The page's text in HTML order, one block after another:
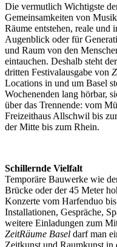
Die vermutlich Wichtigste
Gemeinsamkeiten von
Räume entstehen, reale und
Augenblick oder für
und Raum von den
eintauchen. Deshalb steht
dritten Festivalausgabe von
Locations in und um Basel
Wochenenden lang hörbar,
über das Trennende: vom
Freizeithaus Allschwil bis
der Mitte bis zum Rhein.
Schillernde Vielfalt
Temporäre Bauwerke wie
Brücke oder der 45 Meter
Konzerte vom Harfenduo
Installationen, Gespräche,
weitere Einladungen zum
ZeitRäume Basel darf man
Zeitkunst und Raumkunst in